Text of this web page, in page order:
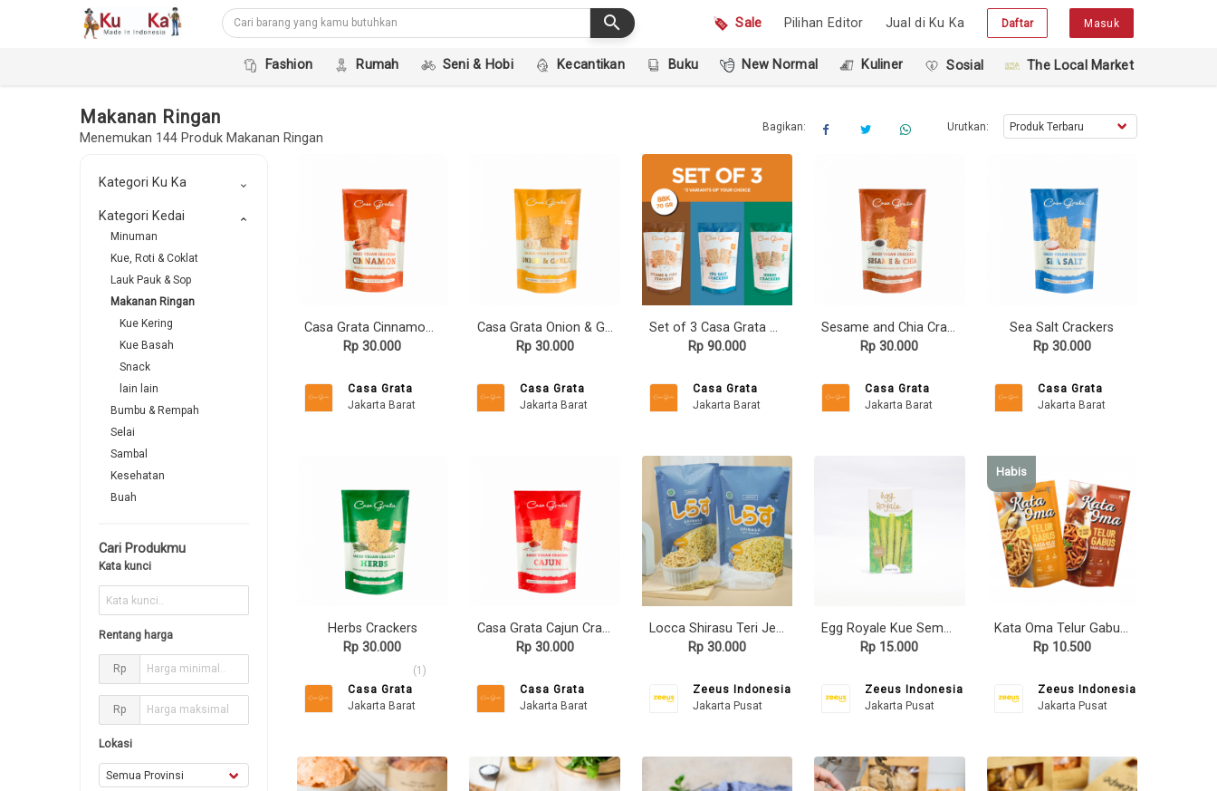
search Sale Pilihan Editor Jual di Ku Ka Daftar Masuk
Fashion Rumah Seni & Hobi Kecantikan Buku New Normal Kuliner Sosial The Local Market
Makanan Ringan
Menemukan 144 Produk Makanan Ringan
Bagikan: Urutkan:
Kategori Ku Ka keyboard_arrow_down
Kategori Kedai keyboard_arrow_down
Minuman
Kue, Roti & Coklat
Lauk Pauk & Sop
Makanan Ringan
Kue Kering
Kue Basah
Snack
lain lain
Bumbu & Rempah
Selai
Sambal
Kesehatan
Buah
Cari Produkmu
Kata kunci
Rentang harga
Rp
Rp
Lokasi
Casa Grata Cinnamon Sweet Crackers - 70 gram
Rp 30.000
Casa Grata
Jakarta Barat
Casa Grata Onion & Garlic Crackers - 70 gram
Rp 30.000
Casa Grata
Jakarta Barat
Set of 3 Casa Grata Crackers
Rp 90.000
Casa Grata
Jakarta Barat
Sesame and Chia Crackers
Rp 30.000
Casa Grata
Jakarta Barat
Sea Salt Crackers
Rp 30.000
Casa Grata
Jakarta Barat
Herbs Crackers
Rp 30.000
(1)
Casa Grata
Jakarta Barat
Casa Grata Cajun Crackers - 70 gram
Rp 30.000
Casa Grata
Jakarta Barat
Locca Shirasu Teri Jepang 80gr
Rp 30.000
Zeeus Indonesia
Jakarta Pusat
Egg Royale Kue Semprong Premium
Rp 15.000
Zeeus Indonesia
Jakarta Pusat
Habis
Kata Oma Telur Gabus (68gr)
Rp 10.500
Zeeus Indonesia
Jakarta Pusat